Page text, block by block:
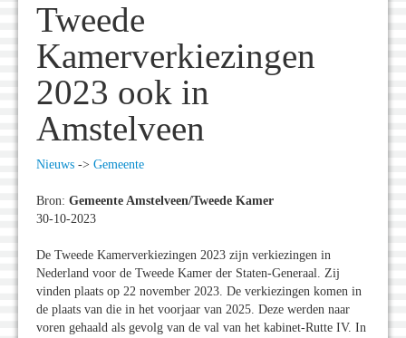
Tweede
Kamerverkiezingen
2023 ook in
Amstelveen
Nieuws -> Gemeente
Bron: Gemeente Amstelveen/Tweede Kamer
30-10-2023
De Tweede Kamerverkiezingen 2023 zijn verkiezingen in
Nederland voor de Tweede Kamer der Staten-Generaal. Zij
vinden plaats op 22 november 2023. De verkiezingen komen in
de plaats van die in het voorjaar van 2025. Deze werden naar
voren gehaald als gevolg van de val van het kabinet-Rutte IV. In